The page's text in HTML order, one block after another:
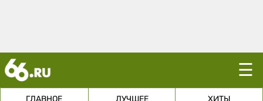
☰
ГЛАВНОЕ ЛУЧШЕЕ ХИТЫ